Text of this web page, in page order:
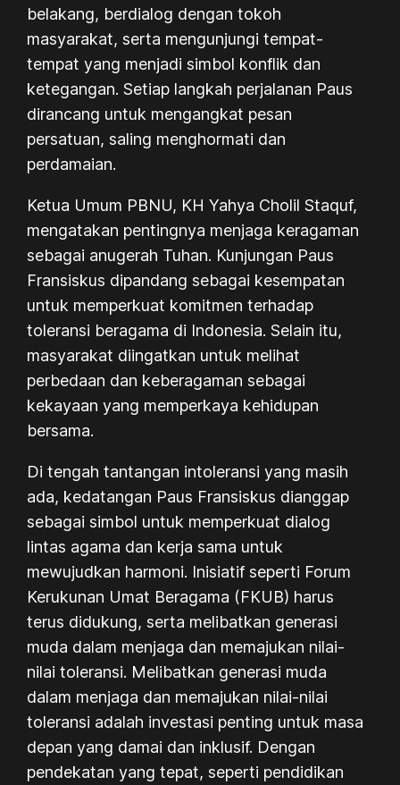
belakang, berdialog dengan tokoh
masyarakat, serta mengunjungi tempat-
tempat yang menjadi simbol konflik dan
ketegangan. Setiap langkah perjalanan Paus
dirancang untuk mengangkat pesan
persatuan, saling menghormati dan
perdamaian.
Ketua Umum PBNU, KH Yahya Cholil Staquf,
mengatakan pentingnya menjaga keragaman
sebagai anugerah Tuhan. Kunjungan Paus
Fransiskus dipandang sebagai kesempatan
untuk memperkuat komitmen terhadap
toleransi beragama di Indonesia. Selain itu,
masyarakat diingatkan untuk melihat
perbedaan dan keberagaman sebagai
kekayaan yang memperkaya kehidupan
bersama.
Di tengah tantangan intoleransi yang masih
ada, kedatangan Paus Fransiskus dianggap
sebagai simbol untuk memperkuat dialog
lintas agama dan kerja sama untuk
mewujudkan harmoni. Inisiatif seperti Forum
Kerukunan Umat Beragama (FKUB) harus
terus didukung, serta melibatkan generasi
muda dalam menjaga dan memajukan nilai-
nilai toleransi. Melibatkan generasi muda
dalam menjaga dan memajukan nilai-nilai
toleransi adalah investasi penting untuk masa
depan yang damai dan inklusif. Dengan
pendekatan yang tepat, seperti pendidikan